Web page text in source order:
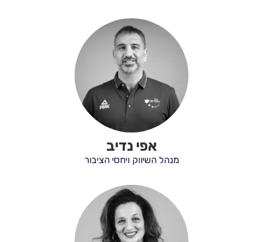
אפי נדיב
מנהל השיווק ויחסי הציבור